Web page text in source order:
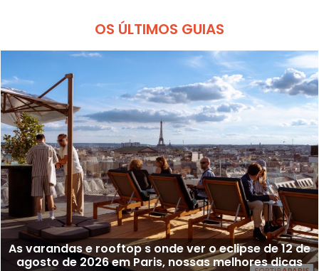
OS ÚLTIMOS GUIAS
As varandas e rooftop s onde ver o eclipse de 12 de
agosto de 2026 em Paris, nossas melhores dicas